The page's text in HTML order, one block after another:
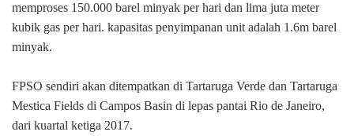
memproses 150.000 barel minyak per hari dan lima juta meter
kubik gas per hari. kapasitas penyimpanan unit adalah 1.6m barel
minyak.
FPSO sendiri akan ditempatkan di Tartaruga Verde dan Tartaruga
Mestica Fields di Campos Basin di lepas pantai Rio de Janeiro,
dari kuartal ketiga 2017.